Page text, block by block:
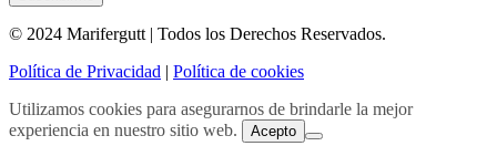
© 2024 Marifergutt | Todos los Derechos Reservados.
Política de Privacidad | Política de cookies
Utilizamos cookies para asegurarnos de brindarle la mejor
experiencia en nuestro sitio web.
Acepto